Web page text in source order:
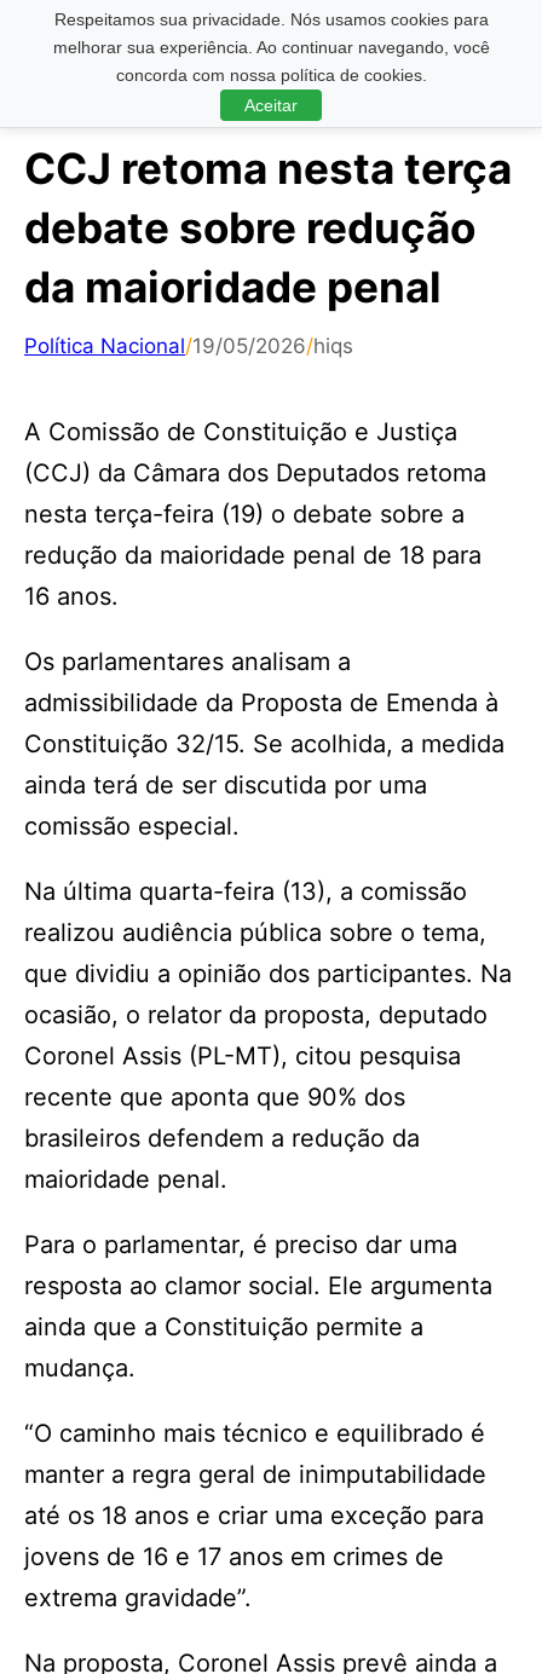
Respeitamos sua privacidade. Nós usamos cookies para
melhorar sua experiência. Ao continuar navegando, você
concorda com nossa política de cookies.
Aceitar
Pesquisar ...
CCJ retoma nesta terça
debate sobre redução
da maioridade penal
Política Nacional/19/05/2026/hiqs
A Comissão de Constituição e Justiça
(CCJ) da Câmara dos Deputados retoma
nesta terça-feira (19) o debate sobre a
redução da maioridade penal de 18 para
16 anos.
Os parlamentares analisam a
admissibilidade da Proposta de Emenda à
Constituição 32/15. Se acolhida, a medida
ainda terá de ser discutida por uma
comissão especial.
Na última quarta-feira (13), a comissão
realizou audiência pública sobre o tema,
que dividiu a opinião dos participantes. Na
ocasião, o relator da proposta, deputado
Coronel Assis (PL-MT), citou pesquisa
recente que aponta que 90% dos
brasileiros defendem a redução da
maioridade penal.
Para o parlamentar, é preciso dar uma
resposta ao clamor social. Ele argumenta
ainda que a Constituição permite a
mudança.
“O caminho mais técnico e equilibrado é
manter a regra geral de inimputabilidade
até os 18 anos e criar uma exceção para
jovens de 16 e 17 anos em crimes de
extrema gravidade”.
Na proposta, Coronel Assis prevê ainda a